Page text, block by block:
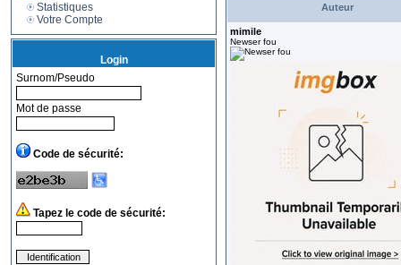
Statistiques
Votre Compte
Login
Surnom/Pseudo
Mot de passe
Code de sécurité:
Tapez le code de sécurité:
Auteur
mimile
Newser fou